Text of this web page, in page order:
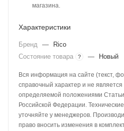
магазина.
Характеристики
Бренд —
Rico
Состояние товара
? — Новый
Вся информация на сайте (текст,
справочный характер и не
определяемой положениями Статьи
Российской Федерации.
уточняйте у менеджеров.
право вносить изменения в